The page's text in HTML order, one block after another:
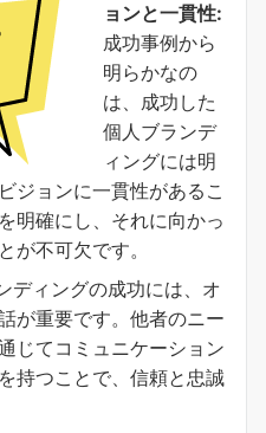
ョンと一貫性:
成功事例から
明らかなの
は、成功した
個人ブランデ
ィングには明
ジョンに一貫性があるこ
明確にし、それに向かっ
が不可欠です。
ディングの成功には、オ
が重要です。他者のニー
じてコミュニケーション
持つことで、信頼と忠誠